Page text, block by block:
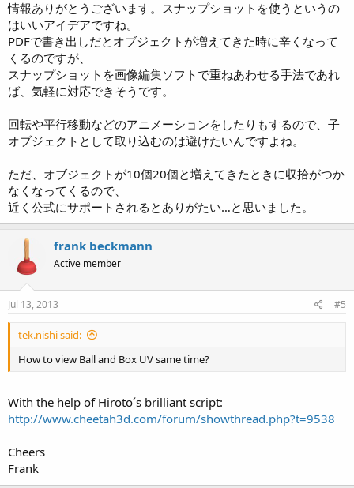
情報ありがとうございます。スナップショットを使うというの
はいいアイデアですね。
PDFで書き出しだとオブジェクトが増えてきた時に辛くなって
くるのですが、
スナップショットを画像編集ソフトで重ねあわせる手法であれ
ば、気軽に対応できそうです。
回転や平行移動などのアニメーションをしたりもするので、子
オブジェクトとして取り込むのは避けたいんですよね。
ただ、オブジェクトが10個20個と増えてきたときに収拾がつか
なくなってくるので、
近く公式にサポートされるとありがたい…と思いました。
frank beckmann
Active member
Jul 13, 2013 #5
tek.nishi said:
How to view Ball and Box UV same time?
With the help of Hiroto´s brilliant script:
http://www.cheetah3d.com/forum/showthread.php?t=9538
Cheers
Frank